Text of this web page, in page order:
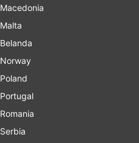
Macedonia
Malta
Belanda
Norway
Poland
Portugal
Romania
Serbia